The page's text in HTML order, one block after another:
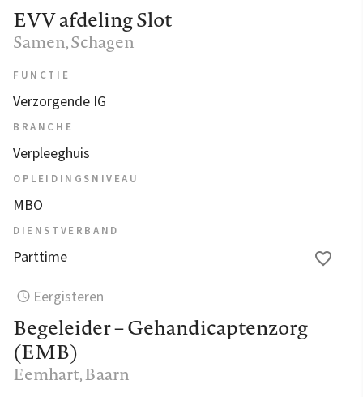
EVV afdeling Slot
Samen, Schagen
FUNCTIE
Verzorgende IG
BRANCHE
Verpleeghuis
OPLEIDINGSNIVEAU
MBO
DIENSTVERBAND
Parttime
Eergisteren
Begeleider – Gehandicaptenzorg
(EMB)
Eemhart, Baarn